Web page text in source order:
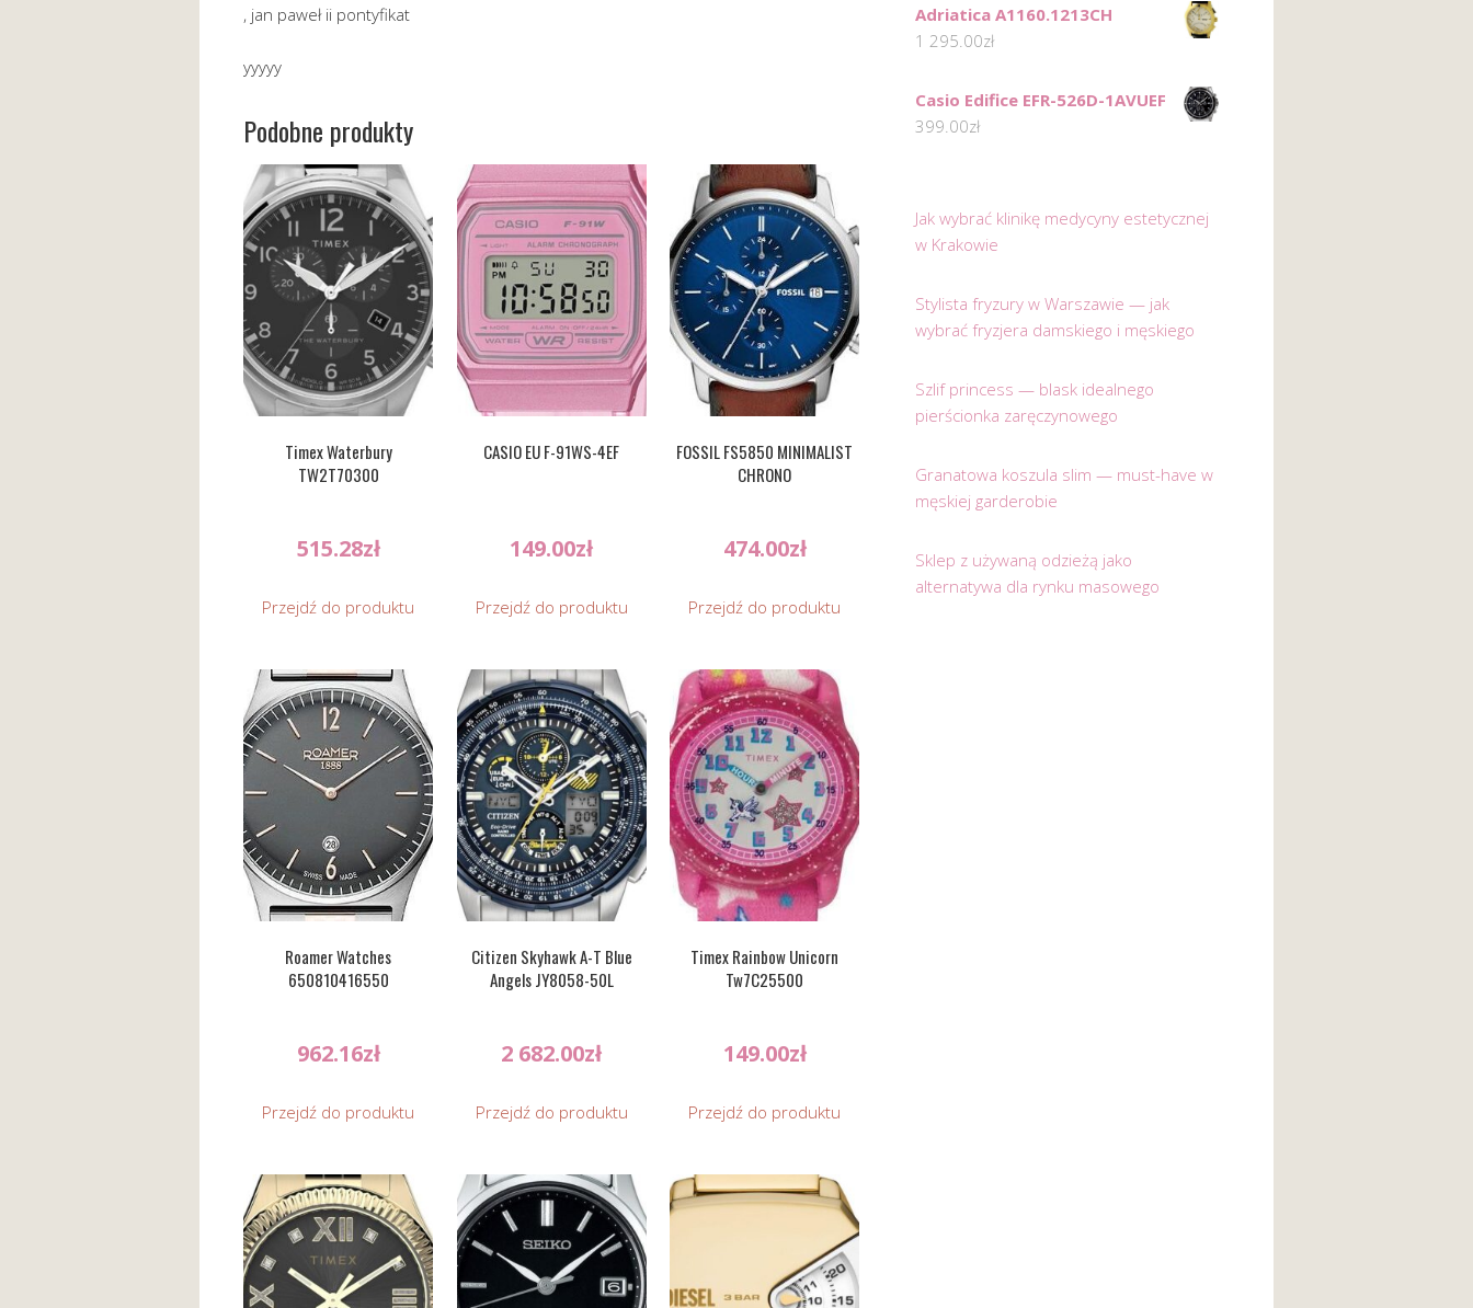
, jan paweł ii pontyfikat
yyyyy
Podobne produkty
Timex Waterbury
TW2T70300
515.28zł
Przejdź do produktu
CASIO EU F-91WS-4EF
149.00zł
Przejdź do produktu
FOSSIL FS5850 MINIMALIST
CHRONO
474.00zł
Przejdź do produktu
Roamer Watches
650810416550
962.16zł
Przejdź do produktu
Citizen Skyhawk A-T Blue
Angels JY8058-50L
2 682.00zł
Przejdź do produktu
Timex Rainbow Unicorn
Tw7C25500
149.00zł
Przejdź do produktu
Adriatica A1160.1213CH
1 295.00zł
Casio Edifice EFR-526D-1AVUEF
399.00zł
Jak wybrać klinikę medycyny estetycznej
w Krakowie
Stylista fryzury w Warszawie — jak
wybrać fryzjera damskiego i męskiego
Szlif princess — blask idealnego
pierścionka zaręczynowego
Granatowa koszula slim — must-have w
męskiej garderobie
Sklep z używaną odzieżą jako
alternatywa dla rynku masowego